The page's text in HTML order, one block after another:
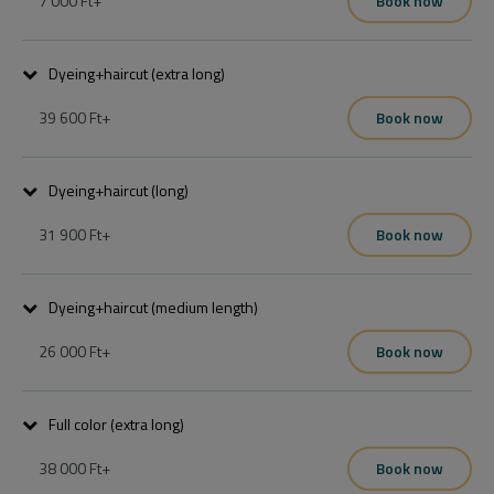
csíkokkal és nem drasztikus kontraszttal.
Mosás szárítás.
Dyeing+haircut (extra long)
39 600 Ft+ Book now
Dyeing+haircut (long)
31 900 Ft+ Book now
Dyeing+haircut (medium length)
26 000 Ft+ Book now
Full color (extra long)
38 000 Ft+ Book now